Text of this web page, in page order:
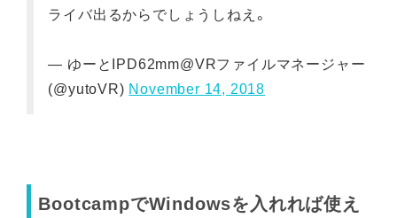
ライバ出るからでしょうしねえ。
— ゆーとIPD62mm@VRファイルマネージャー
(@yutoVR) November 14, 2018
BootcampでWindowsを入れれば使え